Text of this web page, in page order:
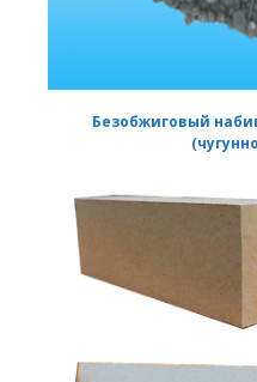
Безобжиговый